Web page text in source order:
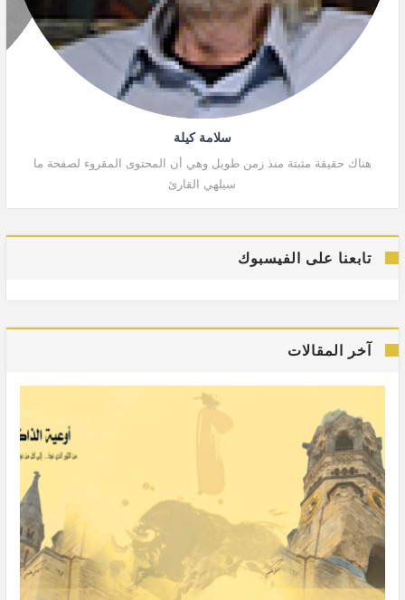
سلامة كيلة
هناك حقيقة مثبتة منذ زمن طويل وهي أن المحتوى المقروء لصفحة ما
سيلهي القارئ
تابعنا على الفيسبوك
آخر المقالات